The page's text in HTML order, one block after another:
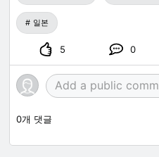
일본
5 0
0개 댓글